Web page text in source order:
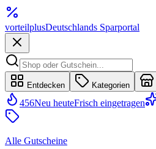
vorteilplusDeutschlands Sparportal
Entdecken Kategorien
456Neu heuteFrisch eingetragen
Alle Gutscheine